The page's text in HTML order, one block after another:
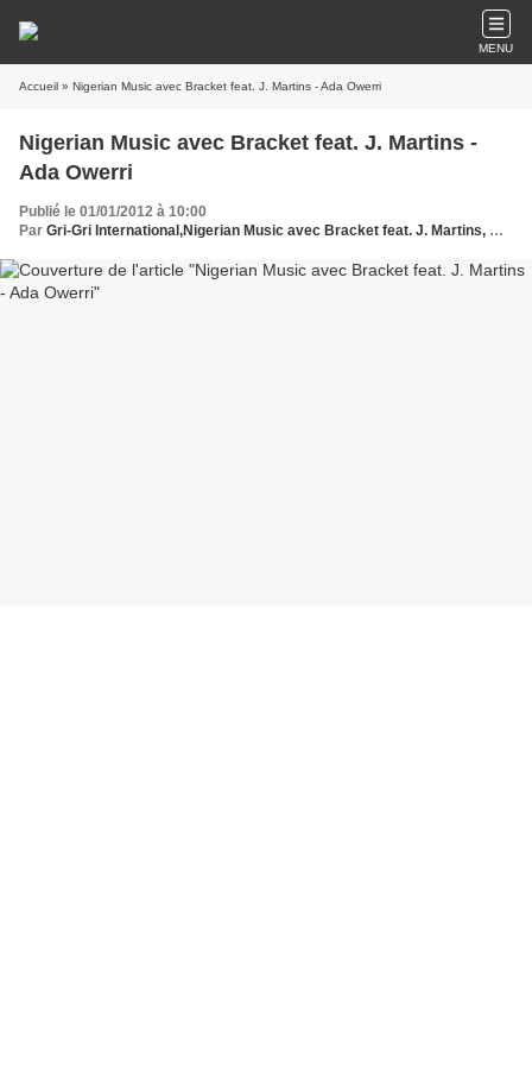
MENU
Accueil » Nigerian Music avec Bracket feat. J. Martins - Ada Owerri
Nigerian Music avec Bracket feat. J. Martins -
Ada Owerri
Publié le 01/01/2012 à 10:00
Par Gri-Gri International,Nigerian Music avec Bracket feat. J. Martins, Ma Solange Oussou